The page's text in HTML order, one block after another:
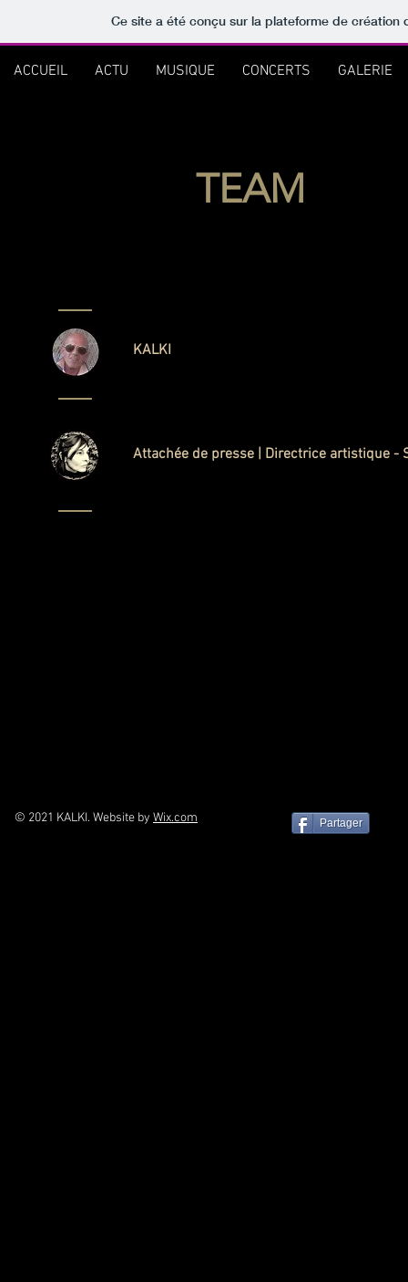
Ce site a été conçu sur la plateforme de création
ACCUEIL ACTU MUSIQUE CONCERTS GALERIE
TEAM
KALKI
Attachée de presse | Directrice artistique -
© 2021 KALKI. Website by Wix.com Partager